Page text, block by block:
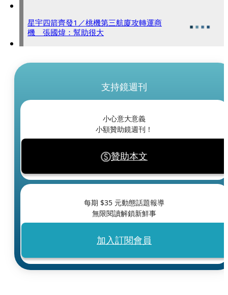
星宇四箭齊發1／桃機第三航廈攻轉運商
機 張國煒：幫助很大
支持鏡週刊
小心意大意義
小額贊助鏡週刊！
贊助本文
每期 $35 元動態話題報導
無限閱讀解鎖新鮮事
加入訂閱會員